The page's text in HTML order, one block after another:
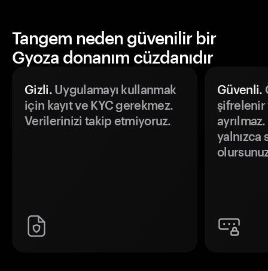
Tangem neden güvenilir bir
Gyoza donanım cüzdanıdır
Gizli.Uygulamayı kullanmak
için kayıt ve KYC gerekmez.
Verilerinizi takip etmiyoruz.
Güvenli.
şifrelenir
yalnızca